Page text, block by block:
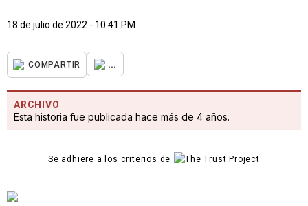
18 de julio de 2022 - 10:41 PM
COMPARTIR ...
ARCHIVO
Esta historia fue publicada hace más de 4 años.
Se adhiere a los criterios de